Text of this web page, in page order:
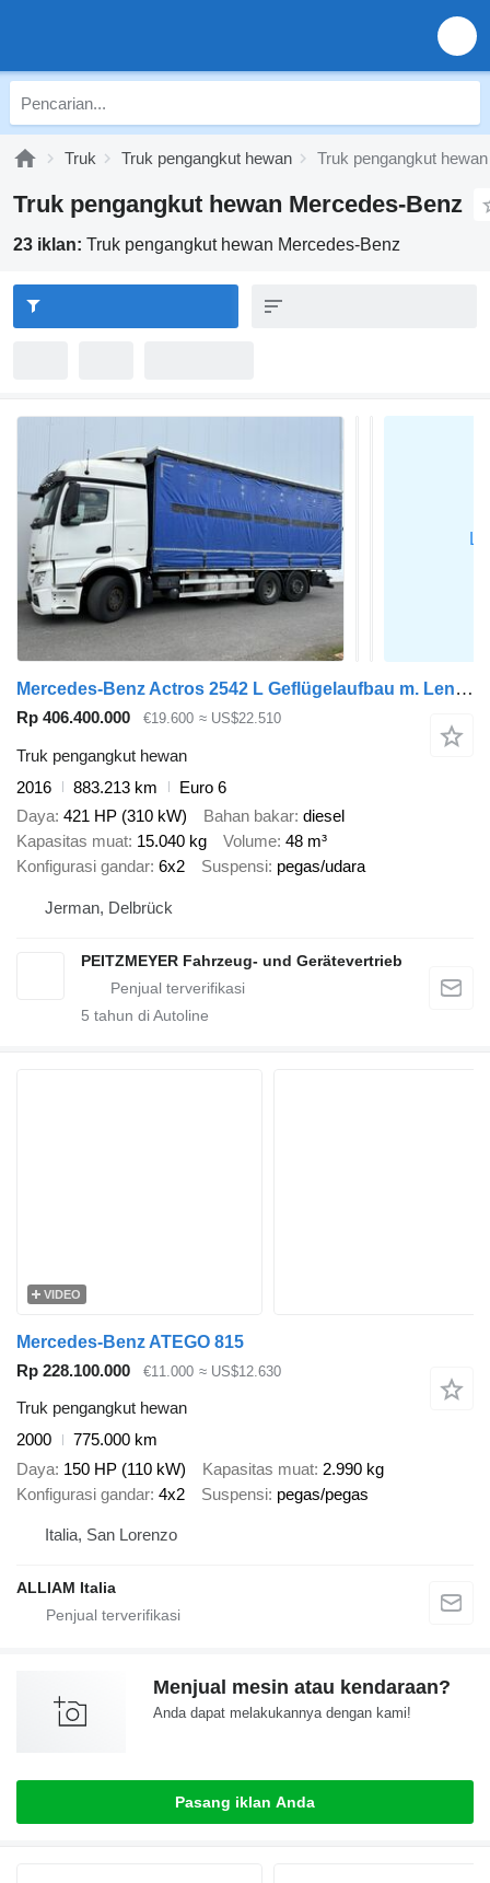
Truk Truk pengangkut hewan Truk pengangkut
Truk pengangkut hewan Mercedes-Benz
23 iklan: Truk pengangkut hewan Mercedes-Benz
Mercedes-Benz Actros 2542 L Geflügelaufbau m. Lenkachse
Rp 406.400.000 €19.600 ≈ US$22.510
Truk pengangkut hewan
2016
883.213 km
Euro 6
Daya 421 HP (310 kW) Bahan bakar diesel
Kapasitas muat 15.040 kg Volume 48 m³
Konfigurasi gandar 6x2 Suspensi pegas/udara
Jerman, Delbrück
PEITZMEYER Fahrzeug- und Gerätevertrieb
5 tahun di Autoline
VIDEO
Mercedes-Benz ATEGO 815
Rp 228.100.000
€11.000 ≈ US$12.630
Truk pengangkut hewan
2000
775.000 km
Daya 150 HP (110 kW) Kapasitas muat 2.990 kg
Konfigurasi gandar 4x2 Suspensi pegas/pegas
Italia, San Lorenzo
ALLIAM Italia
Menjual mesin atau kendaraan?
Anda dapat melakukannya dengan kami!
Pasang iklan Anda